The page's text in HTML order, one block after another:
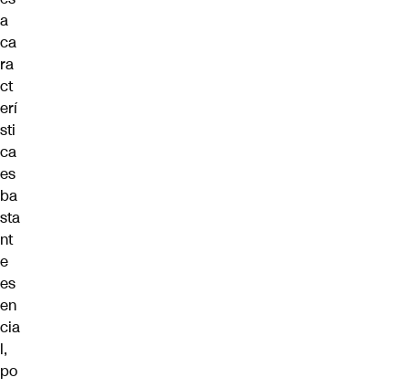
a
ca
ra
ct
erí
sti
ca
es
ba
sta
nt
e
es
en
cia
l,
po